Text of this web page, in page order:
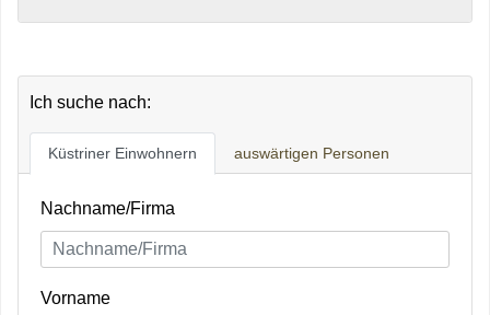
Ich suche nach:
Küstriner Einwohnern auswärtigen Personen
Nachname/Firma
Vorname